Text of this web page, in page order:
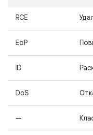
RCE
EoP
ID
DoS
—